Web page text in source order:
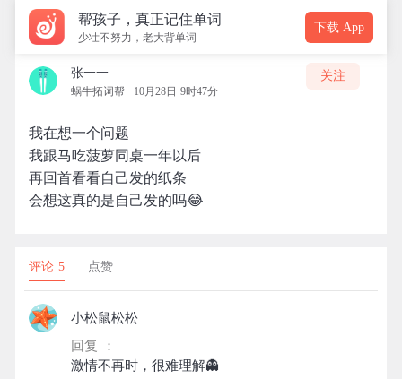
帮孩子，真正记住单词
少壮不努力，老大背单词
下载 App
张一一
蜗牛拓词帮 10月28日 9时47分
关注
我在想一个问题
我跟马吃菠萝同桌一年以后
再回首看看自己发的纸条
会想这真的是自己发的吗😂
评论 5 点赞
小松鼠松松
回复 ：